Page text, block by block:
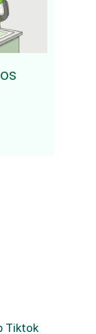
Tiktok